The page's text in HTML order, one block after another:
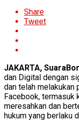
Share
Tweet
JAKARTA,
dan Digital dengan
dan telah melakukan
Facebook, termasuk
meresahkan dan
hukum yang berlaku